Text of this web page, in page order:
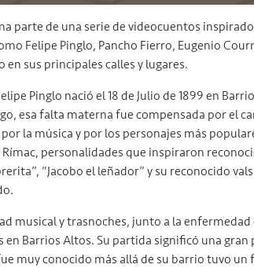
parte de una serie de videocuentos
Felipe Pinglo, Pancho Fierro, Eugenio
sus principales calles y lugares.
Pinglo nació el 18 de Julio de 1899 en
esa falta materna fue compensada por el
la música y por los personajes más
Rímac, personalidades que inspiraron
“Jacobo el leñador” y su reconocido
musical y trasnoches, junto a la
en Barrios Altos. Su partida significó una
muy conocido más allá de su barrio tuvo un